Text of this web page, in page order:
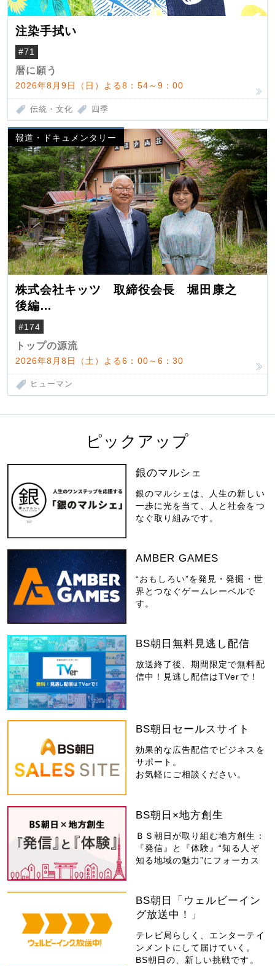
注染手拭い
#71
暦に願う
2026年8月9日（日）よる8：54～9：00
伝統・文化 四季
報道・ドキュメンタリー
株式会社キッツ 取締役会長 堀田康之
後編
米国駐在でも浮かんだ八ヶ岳 山小屋を営
んだ父母
#174
トップの源流
2026年8月8日（土）よる6：00～6：30
ヒューマン
ピックアップ
銀のマルシェ
銀のマルシェは、人生の新しい
一歩に光を当て、人と社会をつ
なぐ取り組みです。
AMBER GAMES
“おもしろい”を発見・発掘・世
界とつなぐゲームレーベルで
す。
BS朝日無料見逃し配信
放送終了後、期間限定で無料配
信中！見逃し配信はTVerで！
BS朝日セールスサイト
効果的な広告配信でビジネスを
サポート。
お気軽にご相談ください。
BS朝日×地方創生
ＢＳ朝日が取り組む地方創生：
『発信』と『体験』“知る人ぞ
知る地域の魅力”にフォーカス
BS朝日「ウェルビーイン
グ放送中！」
テレビ局らしく、エンターテイ
ンメントにして届けていく。
BS朝日の、新しい挑戦です。